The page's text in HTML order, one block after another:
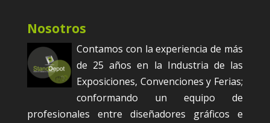
Nosotros
Contamos con la experiencia de más
de 25 años en la Industria de las
Exposiciones, Convenciones y Ferias;
conformando un equipo de
profesionales entre diseñadores gráficos e